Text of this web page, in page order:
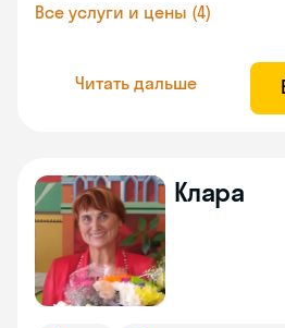
Все услуги и цены (4)
Читать дальше
Клара